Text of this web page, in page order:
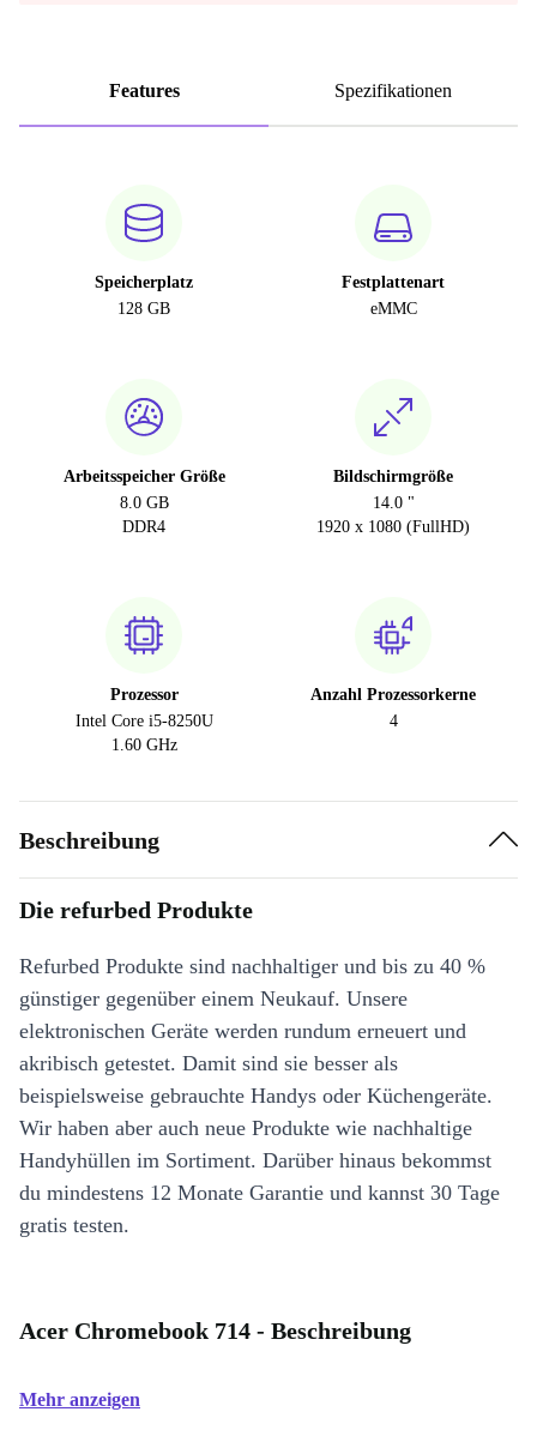
Features Spezifikationen
Speicherplatz
128 GB
Festplattenart
eMMC
Arbeitsspeicher Größe
8.0 GB
DDR4
Bildschirmgröße
14.0 "
1920 x 1080 (FullHD)
Prozessor
Intel Core i5-8250U
1.60 GHz
Anzahl Prozessorkerne
4
Beschreibung
Die refurbed Produkte
Refurbed Produkte sind nachhaltiger und bis zu 40 %
günstiger gegenüber einem Neukauf. Unsere
elektronischen Geräte werden rundum erneuert und
akribisch getestet. Damit sind sie besser als
beispielsweise gebrauchte Handys oder Küchengeräte.
Wir haben aber auch neue Produkte wie nachhaltige
Handyhüllen im Sortiment. Darüber hinaus bekommst
du mindestens 12 Monate Garantie und kannst 30 Tage
gratis testen.
Acer Chromebook 714 - Beschreibung
Mehr anzeigen